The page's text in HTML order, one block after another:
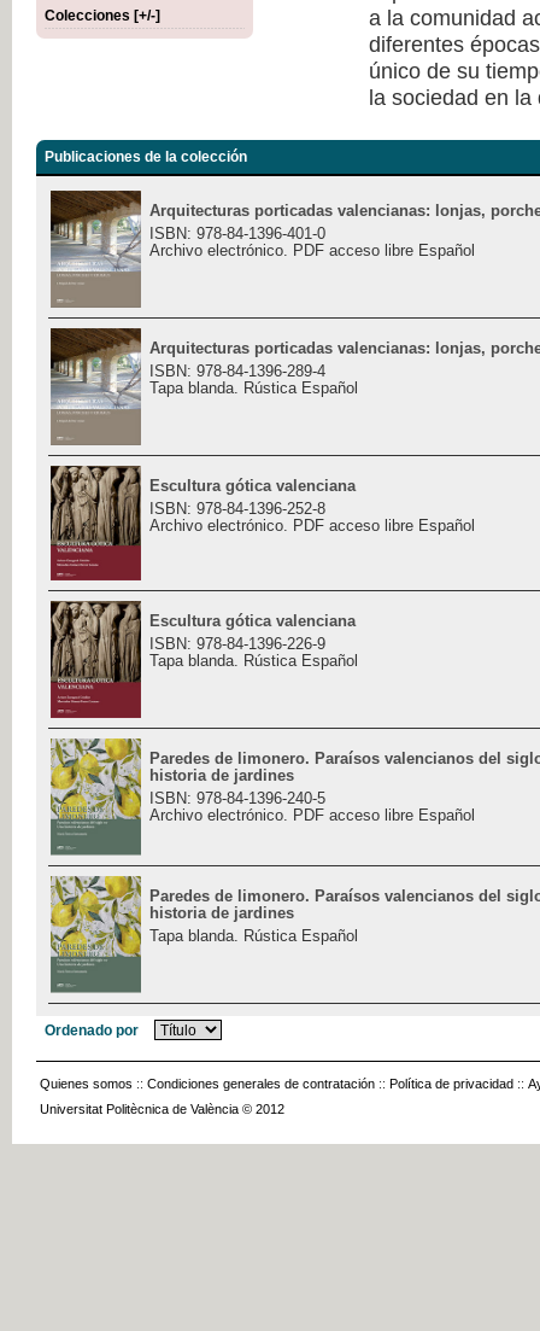
Colecciones [+/-]
a la comunidad
diferentes
único de su
la sociedad en la
Publicaciones de la colección
Arquitecturas porticadas valencianas: lonjas,
ISBN: 978-84-1396-401-0
Archivo electrónico. PDF acceso libre Español
Arquitecturas porticadas valencianas: lonjas,
ISBN: 978-84-1396-289-4
Tapa blanda. Rústica Español
Escultura gótica valenciana
ISBN: 978-84-1396-252-8
Archivo electrónico. PDF acceso libre Español
Escultura gótica valenciana
ISBN: 978-84-1396-226-9
Tapa blanda. Rústica Español
Paredes de limonero. Paraísos valencianos del
historia de jardines
ISBN: 978-84-1396-240-5
Archivo electrónico. PDF acceso libre Español
Paredes de limonero. Paraísos valencianos del
historia de jardines
Tapa blanda. Rústica Español
Ordenado por
Quienes somos :: Condiciones generales de contratación :: Política de privacidad ::
Universitat Politècnica de València © 2012